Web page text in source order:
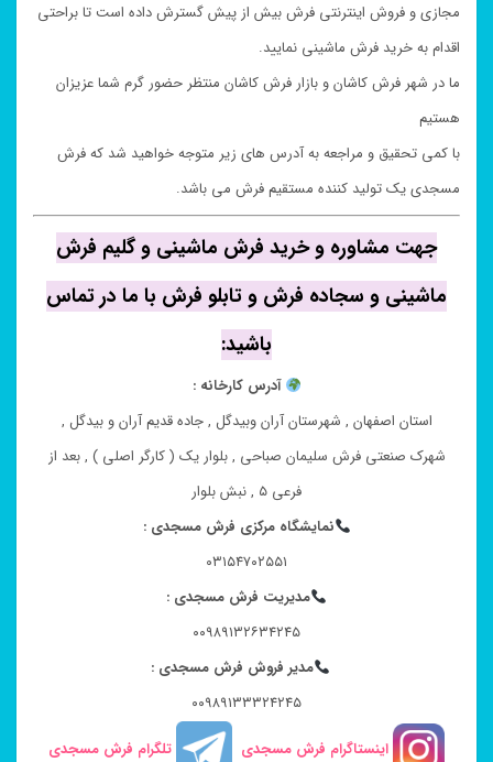
مجازی و فروش اینترنتی فرش بیش از پیش گسترش داده است تا براحتی
اقدام به خرید فرش ماشینی نمایید.
ما در شهر فرش کاشان و بازار فرش کاشان منتظر حضور گرم شما عزیزان
هستیم
با کمی تحقیق و مراجعه به آدرس های زیر متوجه خواهید شد که فرش
مسجدی یک تولید کننده مستقیم فرش می باشد.
جهت مشاوره و خرید فرش ماشینی و گلیم فرش
ماشینی و سجاده فرش و تابلو فرش با ما در تماس
باشید:
آدرس کارخانه :
استان اصفهان , شهرستان آران وبیدگل , جاده قدیم آران و بیدگل ,
شهرک صنعتی فرش سلیمان صباحی , بلوار یک ( کارگر اصلی ) , بعد از
فرعی ۵ , نبش بلوار
نمایشگاه مرکزی فرش مسجدی :
۰۳۱۵۴۷۰۲۵۵۱
مدیریت فرش مسجدی :
۰۰۹۸۹۱۳۲۶۳۴۲۴۵
مدیر فروش فرش مسجدی :
۰۰۹۸۹۱۳۳۳۲۴۲۴۵
اینستاگرام فرش مسجدی
تلگرام فرش مسجدی